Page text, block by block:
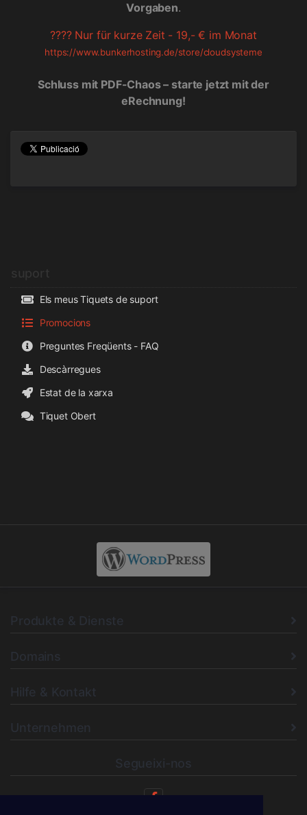
Vorgaben.
???? Nur für kurze Zeit - 19,- € im Monat
https://www.bunkerhosting.de/store/cloudsysteme
Schluss mit PDF-Chaos – starte jetzt mit der
eRechnung!
Els meus Tiquets de suport
Promocions
Preguntes Freqüents - FAQ
Descàrregues
Estat de la xarxa
Tiquet Obert
Produkte & Dienste
Domains
Hilfe & Kontakt
Unternehmen
Segueixi-nos